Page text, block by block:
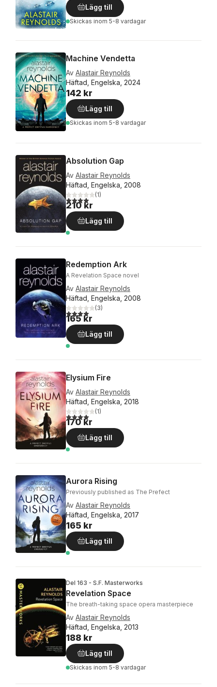
Lägg till
Skickas inom 5-8 vardagar
Machine Vendetta
Av Alastair Reynolds
Häftad, Engelska, 2024
142 kr
Lägg till
Skickas inom 5-8 vardagar
Absolution Gap
Av Alastair Reynolds
Häftad, Engelska, 2008
4,0utav 5 stjärnor. Totalt antal röster:
(1)
210 kr
Lägg till
Redemption Ark
A Revelation Space novel
Av Alastair Reynolds
Häftad, Engelska, 2008
4,0utav 5 stjärnor. Totalt antal röster:
(3)
165 kr
Lägg till
Elysium Fire
Av Alastair Reynolds
Häftad, Engelska, 2018
4,0utav 5 stjärnor. Totalt antal röster:
(1)
170 kr
Lägg till
Aurora Rising
Previously published as The Prefect
Av Alastair Reynolds
Häftad, Engelska, 2017
165 kr
Lägg till
Del 163 - S.F. Masterworks
Revelation Space
The breath-taking space opera masterpiece
Av Alastair Reynolds
Häftad, Engelska, 2013
188 kr
Lägg till
Skickas inom 5-8 vardagar